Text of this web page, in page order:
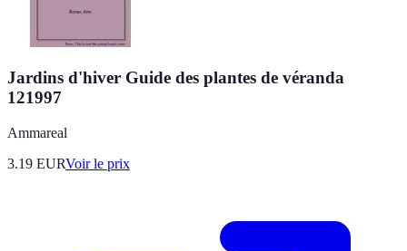
Jardins d'hiver Guide des plantes de véranda
121997
Ammareal
3.19 EURVoir le prix